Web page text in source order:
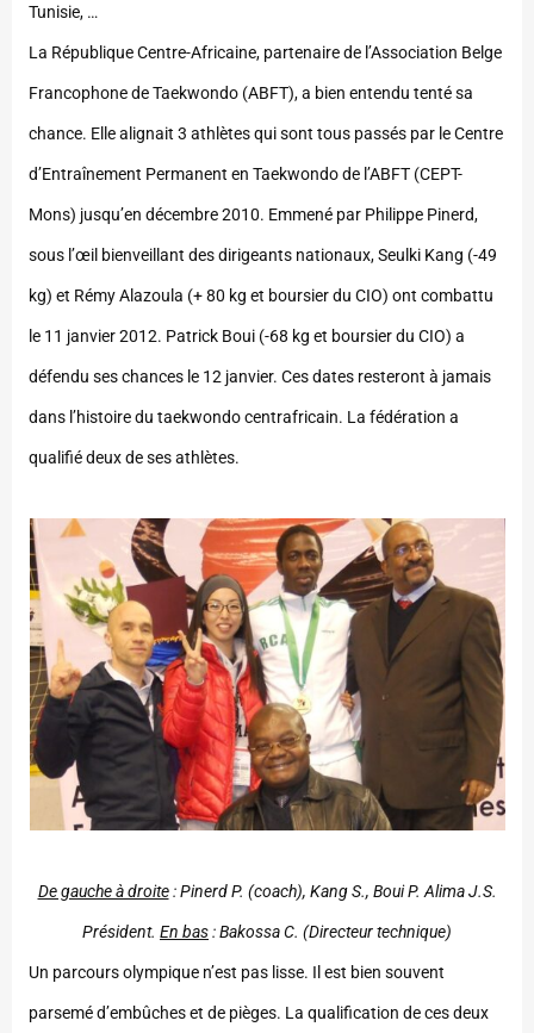
Tunisie, …
La République Centre-Africaine, partenaire de l’Association Belge
Francophone de Taekwondo (ABFT), a bien entendu tenté sa
chance. Elle alignait 3 athlètes qui sont tous passés par le Centre
d’Entraînement Permanent en Taekwondo de l’ABFT (CEPT-
Mons) jusqu’en décembre 2010. Emmené par Philippe Pinerd,
sous l’œil bienveillant des dirigeants nationaux, Seulki Kang (-49
kg) et Rémy Alazoula (+ 80 kg et boursier du CIO) ont combattu
le 11 janvier 2012. Patrick Boui (-68 kg et boursier du CIO) a
défendu ses chances le 12 janvier. Ces dates resteront à jamais
dans l’histoire du taekwondo centrafricain. La fédération a
qualifié deux de ses athlètes.
De gauche à droite: Pinerd P. (coach), Kang S., Boui P. Alima J.S.
Président. En bas: Bakossa C. (Directeur technique)
Un parcours olympique n’est pas lisse. Il est bien souvent
parsemé d’embûches et de pièges. La qualification de ces deux